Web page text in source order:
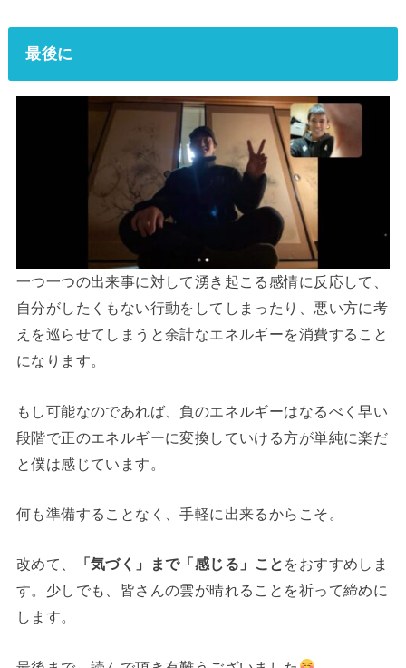
最後に
一つ一つの出来事に対して湧き起こる感情に反応して、
自分がしたくもない行動をしてしまったり、悪い方に考
えを巡らせてしまうと余計なエネルギーを消費すること
になります。
もし可能なのであれば、負のエネルギーはなるべく早い
段階で正のエネルギーに変換していける方が単純に楽だ
と僕は感じています。
何も準備することなく、手軽に出来るからこそ。
改めて、 「気づく」まで「感じる」こと をおすすめしま
す。少しでも、皆さんの雲が晴れることを祈って締めに
します。